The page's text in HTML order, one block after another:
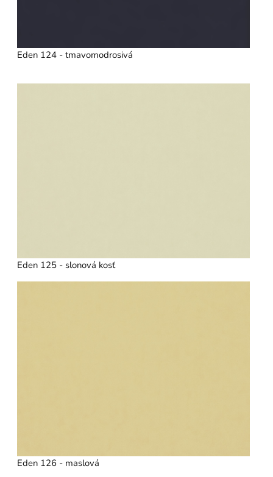
Eden 124 - tmavomodrosivá
Eden 125 - slonová kosť
Eden 126 - maslová